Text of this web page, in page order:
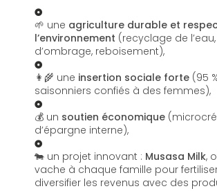
🌱 une agriculture durable et
l’environnement (recyclage de
d’ombrage, reboisement),
👩‍🌾 une insertion sociale forte (95
saisonniers confiés à des femmes),
💰 un soutien économique
d’épargne interne),
🐄 un projet innovant : Musasa Milk,
vache à chaque famille pour
diversifier les revenus avec des